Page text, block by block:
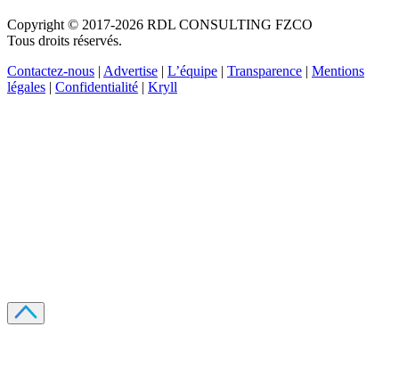
Copyright © 2017-2026 RDL CONSULTING FZCO
Tous droits réservés.
Contactez-nous | Advertise | L’équipe | Transparence | Mentions
légales | Confidentialité | Kryll